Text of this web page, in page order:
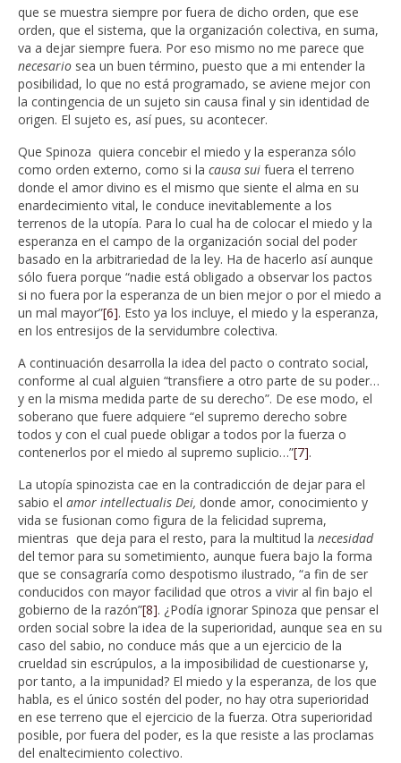
que se muestra siempre por fuera de dicho orden, que ese
orden, que el sistema, que la organización colectiva, en suma,
va a dejar siempre fuera. Por eso mismo no me parece que
necesario sea un buen término, puesto que a mi entender la
posibilidad, lo que no está programado, se aviene mejor con
la contingencia de un sujeto sin causa final y sin identidad de
origen. El sujeto es, así pues, su acontecer.
Que Spinoza quiera concebir el miedo y la esperanza sólo
como orden externo, como si la causa sui fuera el terreno
donde el amor divino es el mismo que siente el alma en su
enardecimiento vital, le conduce inevitablemente a los
terrenos de la utopía. Para lo cual ha de colocar el miedo y la
esperanza en el campo de la organización social del poder
basado en la arbitrariedad de la ley. Ha de hacerlo así aunque
sólo fuera porque “nadie está obligado a observar los pactos
si no fuera por la esperanza de un bien mejor o por el miedo a
un mal mayor”[6]. Esto ya los incluye, el miedo y la esperanza,
en los entresijos de la servidumbre colectiva.
A continuación desarrolla la idea del pacto o contrato social,
conforme al cual alguien “transfiere a otro parte de su poder…
y en la misma medida parte de su derecho”. De ese modo, el
soberano que fuere adquiere “el supremo derecho sobre
todos y con el cual puede obligar a todos por la fuerza o
contenerlos por el miedo al supremo suplicio…”[7].
La utopía spinozista cae en la contradicción de dejar para el
sabio el amor intellectualis Dei, donde amor, conocimiento y
vida se fusionan como figura de la felicidad suprema,
mientras que deja para el resto, para la multitud la necesidad
del temor para su sometimiento, aunque fuera bajo la forma
que se consagraría como despotismo ilustrado, “a fin de ser
conducidos con mayor facilidad que otros a vivir al fin bajo el
gobierno de la razón”[8]. ¿Podía ignorar Spinoza que pensar el
orden social sobre la idea de la superioridad, aunque sea en su
caso del sabio, no conduce más que a un ejercicio de la
crueldad sin escrúpulos, a la imposibilidad de cuestionarse y,
por tanto, a la impunidad? El miedo y la esperanza, de los que
habla, es el único sostén del poder, no hay otra superioridad
en ese terreno que el ejercicio de la fuerza. Otra superioridad
posible, por fuera del poder, es la que resiste a las proclamas
del enaltecimiento colectivo.